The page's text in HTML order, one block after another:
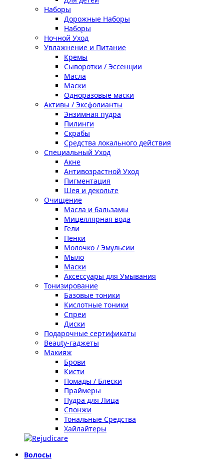
Наборы
Дорожные Наборы
Наборы
Ночной Уход
Увлажнение и Питание
Кремы
Сыворотки / Эссенции
Масла
Маски
Одноразовые маски
Активы / Эксфолианты
Энзимная пудра
Пилинги
Скрабы
Средства локального действия
Специальный Уход
Акне
Антивозрастной Уход
Пигментация
Шея и декольте
Очищение
Масла и бальзамы
Мицеллярная вода
Гели
Пенки
Молочко / Эмульсии
Мыло
Маски
Аксессуары для Умывания
Тонизирование
Базовые тоники
Кислотные тоники
Спреи
Диски
Подарочные сертификаты
Beauty-гаджеты
Макияж
Брови
Кисти
Помады / Блески
Праймеры
Пудра для Лица
Спонжи
Тональные Средства
Хайлайтеры
Волосы